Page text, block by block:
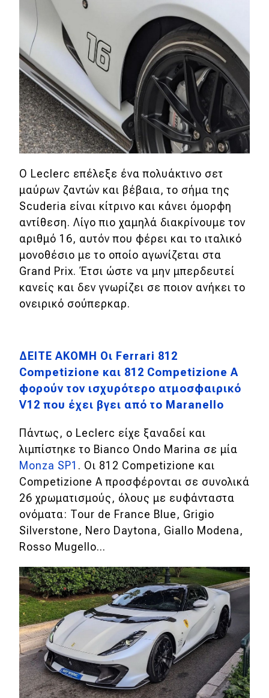
Σταθμοί φόρτισης
Classic
Νέα
Παρουσιάσεις
DRIVE Away
MOTO
Μεταχειρισμένο
Οδηγός αγοράς
Συμβουλές
Χρηστικά
ΚΤΕΟ
Οδική βοήθεια
eDRIVE
DRIVE USED
Ο Leclerc επέλεξε ένα πολυάκτινο σετ
μαύρων ζαντών και βέβαια, το σήμα της
Scuderia είναι κίτρινο και κάνει όμορφη
αντίθεση. Λίγο πιο χαμηλά διακρίνουμε τον
αριθμό 16, αυτόν που φέρει και το ιταλικό
μονοθέσιο με το οποίο αγωνίζεται στα
Grand Prix. Έτσι ώστε να μην μπερδευτεί
κανείς και δεν γνωρίζει σε ποιον ανήκει το
ονειρικό σούπερκαρ.
ΔΕΙΤΕ ΑΚΟΜΗ Οι Ferrari 812
Competizione και 812 Competizione A
φορούν τον ισχυρότερο ατμοσφαιρικό
V12 που έχει βγει από το Maranello
Πάντως, ο Leclerc είχε ξαναδεί και
λιμπίστηκε το Bianco Ondo Marina σε μία
Monza SP1 . Οι 812 Competizione και
Competizione A προσφέρονται σε συνολικά
26 χρωματισμούς, όλους με ευφάνταστα
ονόματα: Tour de France Blue, Grigio
Silverstone, Nero Daytona, Giallo Modena,
Rosso Mugello...